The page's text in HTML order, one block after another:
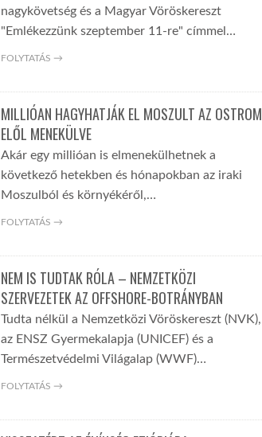
nagykövetség és a Magyar Vöröskereszt
"Emlékezzünk szeptember 11-re" címmel…
FOLYTATÁS →
MILLIÓAN HAGYHATJÁK EL MOSZULT AZ OSTROM
ELŐL MENEKÜLVE
Akár egy millióan is elmenekülhetnek a
következő hetekben és hónapokban az iraki
Moszulból és környékéről,…
FOLYTATÁS →
NEM IS TUDTAK RÓLA – NEMZETKÖZI
SZERVEZETEK AZ OFFSHORE-BOTRÁNYBAN
Tudta nélkül a Nemzetközi Vöröskereszt (NVK),
az ENSZ Gyermekalapja (UNICEF) és a
Természetvédelmi Világalap (WWF)…
FOLYTATÁS →